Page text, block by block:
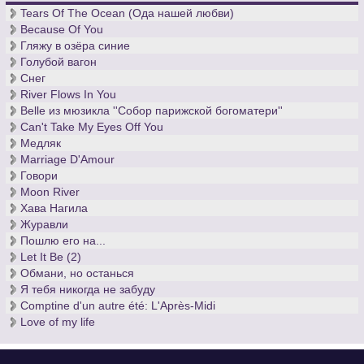
Tears Of The Ocean (Ода нашей любви)
Because Of You
Гляжу в озёра синие
Голубой вагон
Снег
River Flows In You
Belle из мюзикла ''Собор парижской богоматери''
Can't Take My Eyes Off You
Медляк
Marriage D'Amour
Говори
Moon River
Хава Нагила
Журавли
Пошлю его на...
Let It Be (2)
Обмани, но останься
Я тебя никогда не забуду
Comptine d'un autre été: L'Après-Midi
Love of my life